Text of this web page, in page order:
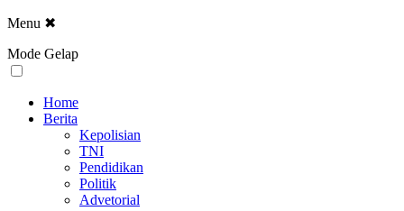
Menu ✖
Mode Gelap
Home
Berita
Kepolisian
TNI
Pendidikan
Politik
Advetorial